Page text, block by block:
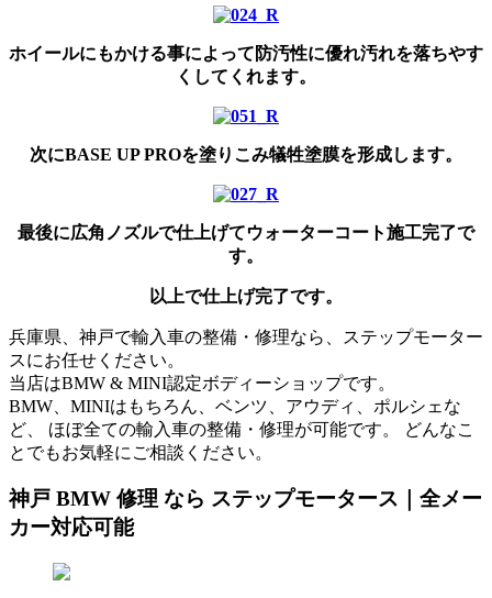
ホイールにもかける事によって防汚性に優れ汚れを落ちやす
くしてくれます。
次にBASE UP PROを塗りこみ犠牲塗膜を形成します。
最後に広角ノズルで仕上げてウォーターコート施工完了で
す。
以上で仕上げ完了です。
兵庫県、神戸で輸入車の整備・修理なら、ステップモーター
スにお任せください。
当店はBMW & MINI認定ボディーショップです。
BMW、MINIはもちろん、ベンツ、アウディ、ポルシェな
ど、 ほぼ全ての輸入車の整備・修理が可能です。 どんなこ
とでもお気軽にご相談ください。
神戸 BMW 修理 なら ステップモータース｜全メー
カー対応可能